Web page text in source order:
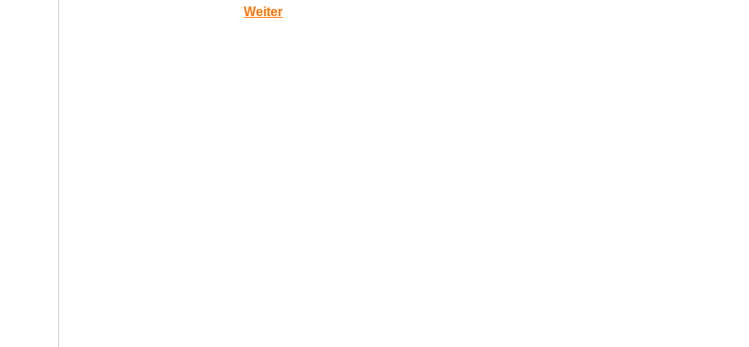
Weiter